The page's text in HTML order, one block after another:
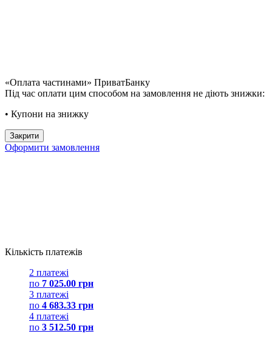
«Оплата частинами» ПриватБанку
Під час оплати цим способом на замовлення не діють знижки:
• Купони на знижку
Закрити
Оформити замовлення
Кількість платежів
2 платежі
по 7 025.00 грн
3 платежі
по 4 683.33 грн
4 платежі
по 3 512.50 грн